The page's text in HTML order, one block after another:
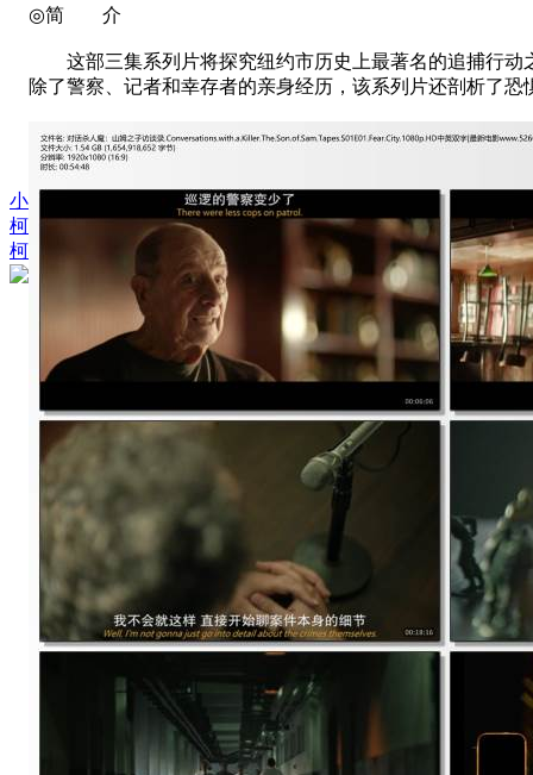
小
柯
柯
◎简 介
这部三集系列片将探究纽约市历史上最著名的追捕行动之
除了警察、记者和幸存者的亲身经历，该系列片还剖析了